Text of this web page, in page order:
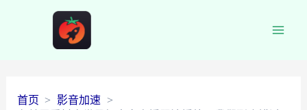
首页
影音加速